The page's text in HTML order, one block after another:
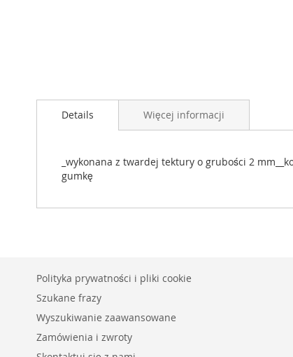
na
początekDetails
_wykonana z twardej tektury o grubości 2
gumkę
Więcej informacji
Polityka prywatności i pliki cookie
Szukane frazy
Wyszukiwanie zaawansowane
Zamówienia i zwroty